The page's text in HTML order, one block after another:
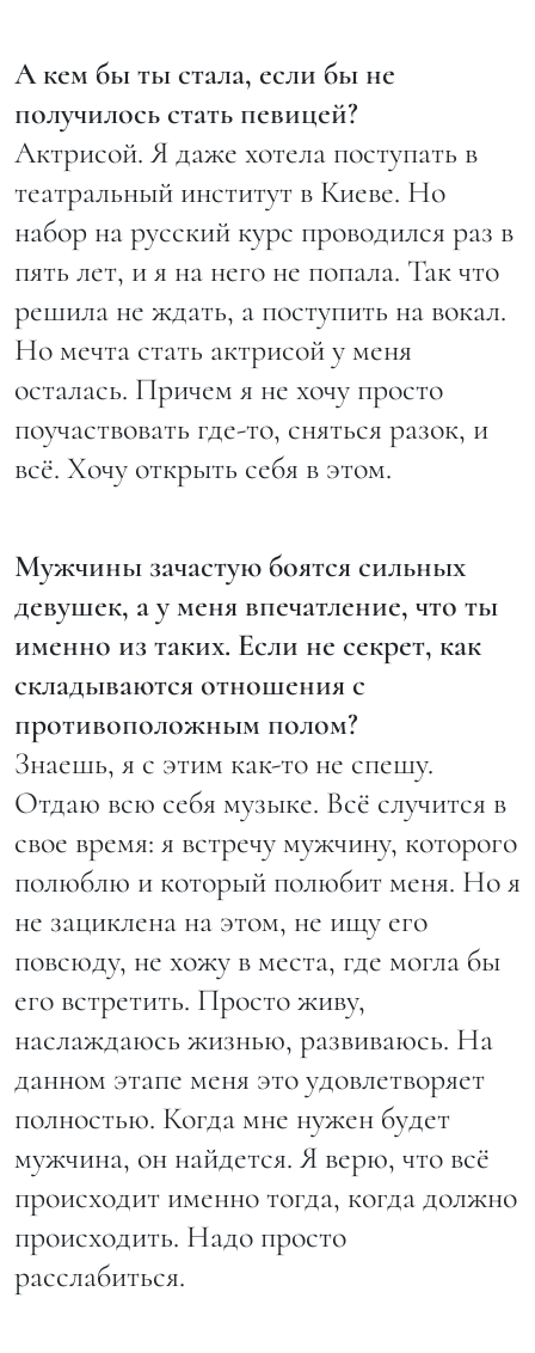
А кем бы ты стала, если бы не
получилось стать певицей?
Актрисой. Я даже хотела поступать в
театральный институт в Киеве. Но
набор на русский курс проводился раз в
пять лет, и я на него не попала. Так что
решила не ждать, а поступить на вокал.
Но мечта стать актрисой у меня
осталась. Причем я не хочу просто
поучаствовать где-то, сняться разок, и
всё. Хочу открыть себя в этом.
Мужчины зачастую боятся сильных
девушек, а у меня впечатление, что ты
именно из таких. Если не секрет, как
складываются отношения с
противоположным полом?
Знаешь, я с этим как-то не спешу.
Отдаю всю себя музыке. Всё случится в
свое время: я встречу мужчину, которого
полюблю и который полюбит меня. Но я
не зациклена на этом, не ищу его
повсюду, не хожу в места, где могла бы
его встретить. Просто живу,
наслаждаюсь жизнью, развиваюсь. На
данном этапе меня это удовлетворяет
полностью. Когда мне нужен будет
мужчина, он найдется. Я верю, что всё
происходит именно тогда, когда должно
происходить. Надо просто
расслабиться.